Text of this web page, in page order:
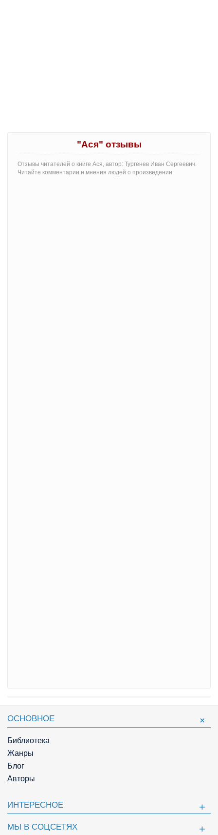
"Ася" отзывы
Отзывы читателей о книге Ася, автор: Тургенев Иван Сергеевич.
Читайте комментарии и мнения людей о произведении.
ОСНОВНОЕ
Библиотека
Жанры
Блог
Авторы
ИНТЕРЕСНОЕ
МЫ В СОЦСЕТЯХ